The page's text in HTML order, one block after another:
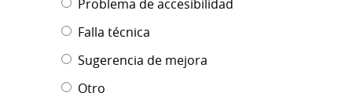
Problema de accesibilidad
Falla técnica
Sugerencia de mejora
Otro